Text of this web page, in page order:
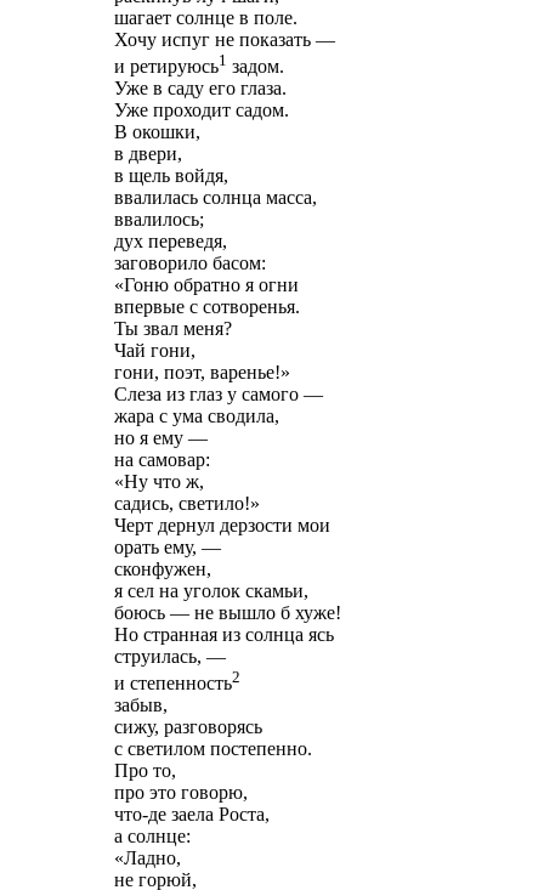
шагает солнце в поле.
Хочу испуг не показать —
и ретируюсь1 задом.
Уже в саду его глаза.
Уже проходит садом.
В окошки,
в двери,
в щель войдя,
ввалилась солнца масса,
ввалилось;
дух переведя,
заговорило басом:
«Гоню обратно я огни
впервые с сотворенья.
Ты звал меня?
Чай гони,
гони, поэт, варенье!»
Слеза из глаз у самого —
жара с ума сводила,
но я ему —
на самовар:
«Ну что ж,
садись, светило!»
Черт дернул дерзости мои
орать ему, —
сконфужен,
я сел на уголок скамьи,
боюсь — не вышло б хуже!
Но странная из солнца ясь
струилась, —
и степенность2
забыв,
сижу, разговорясь
с светилом постепенно.
Про то,
про это говорю,
что-де заела Роста,
а солнце:
«Ладно,
не горюй,